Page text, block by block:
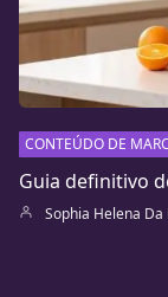
CONTEÚDO DE
Guia definitivo
Sophia Helena Da